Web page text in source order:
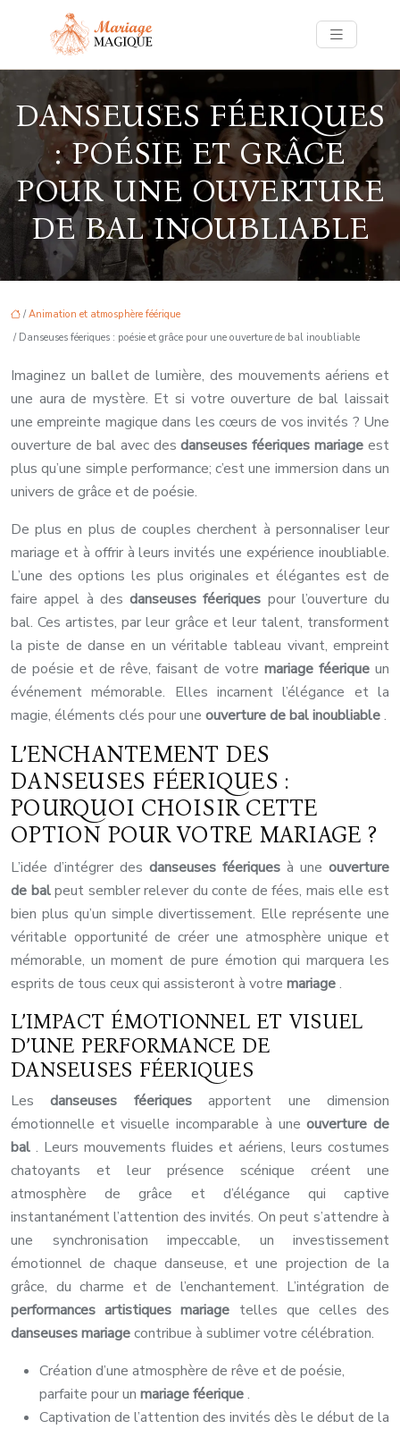
DANSEUSES FÉERIQUES
: POÉSIE ET GRÂCE
POUR UNE OUVERTURE
DE BAL INOUBLIABLE
/Animation et atmosphère féérique
/ Danseuses féeriques : poésie et grâce pour une ouverture de bal inoubliable
Imaginez un ballet de lumière, des mouvements aériens et
une aura de mystère. Et si votre ouverture de bal laissait
une empreinte magique dans les cœurs de vos invités ? Une
ouverture de bal avec desdanseuses féeriques mariage est
plus qu’une simple performance; c’est une immersion dans un
univers de grâce et de poésie.
De plus en plus de couples cherchent à personnaliser leur
mariage et à offrir à leurs invités une expérience inoubliable.
L’une des options les plus originales et élégantes est de
faire appel à des danseuses féeriques pour l’ouverture du
bal. Ces artistes, par leur grâce et leur talent, transforment
la piste de danse en un véritable tableau vivant, empreint
de poésie et de rêve, faisant de votre mariage féerique un
événement mémorable. Elles incarnent l’élégance et la
magie, éléments clés pour une ouverture de bal inoubliable.
L’ENCHANTEMENT DES
DANSEUSES FÉERIQUES :
POURQUOI CHOISIR CETTE
OPTION POUR VOTRE MARIAGE ?
L’idée d’intégrer des danseuses féeriques à une ouverture
de balpeut sembler relever du conte de fées, mais elle est
bien plus qu’un simple divertissement. Elle représente une
véritable opportunité de créer une atmosphère unique et
mémorable, un moment de pure émotion qui marquera les
esprits de tous ceux qui assisteront à votre mariage.
L’IMPACT ÉMOTIONNEL ET VISUEL
D’UNE PERFORMANCE DE
DANSEUSES FÉERIQUES
Lesdanseuses féeriquesapportent une dimension
émotionnelle et visuelle incomparable à uneouverture de
bal . Leurs mouvements fluides et aériens, leurs costumes
chatoyants et leur présence scénique créent une
atmosphère de grâce et d’élégance qui captive
instantanément l’attention des invités. On peut s’attendre à
une synchronisation impeccable, un investissement
émotionnel de chaque danseuse, et une projection de la
grâce, du charme et de l’enchantement. L’intégration de
performances artistiques mariage telles que celles des
danseuses mariagecontribue à sublimer votre célébration.
Création d’une atmosphère de rêve et de poésie,
parfaite pour un mariage féerique.
Captivation de l’attention des invités dès le début de la